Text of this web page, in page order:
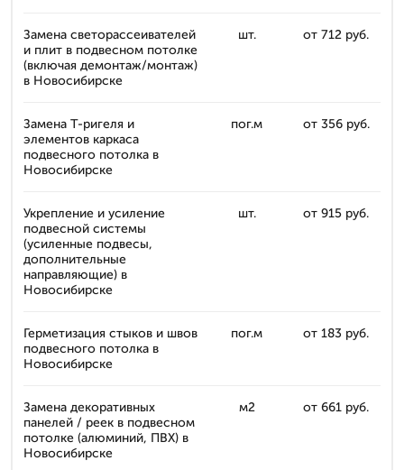
Замена светорассеивателей
и плит в подвесном потолке
(включая демонтаж/монтаж)
в Новосибирске
шт. от 712 руб.
Замена T-ригеля и
элементов каркаса
подвесного потолка в
Новосибирске
пог.м от 356 руб.
Укрепление и усиление
подвесной системы
(усиленные подвесы,
дополнительные
направляющие) в
Новосибирске
шт. от 915 руб.
Герметизация стыков и швов
подвесного потолка в
Новосибирске
пог.м от 183 руб.
Замена декоративных
панелей / реек в подвесном
потолке (алюминий, ПВХ) в
Новосибирске
м2 от 661 руб.